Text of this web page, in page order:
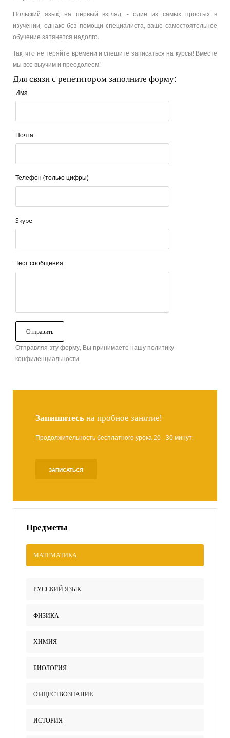
Польский язык, на первый взгляд, - один из самых простых в
изучении, однако без помощи специалиста, ваше самостоятельное
обучение затянется надолго.
Так, что не теряйте времени и спешите записаться на курсы! Вместе
мы все выучим и преодолеем!
Для связи с репетитором заполните форму:
Имя
Почта
Телефон (только цифры)
Skype
Тест сообщения
Отправляя эту форму, Вы принимаете нашу политику
конфиденциальности.
Запишитесьна пробное занятие!
Продолжительность бесплатного урока 20 - 30 минут.
ЗАПИСАТЬСЯ
Предметы
МАТЕМАТИКА
РУССКИЙ ЯЗЫК
ФИЗИКА
ХИМИЯ
БИОЛОГИЯ
ОБЩЕСТВОЗНАНИЕ
ИСТОРИЯ